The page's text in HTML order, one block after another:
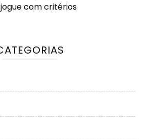
com critérios